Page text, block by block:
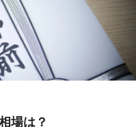
場は？